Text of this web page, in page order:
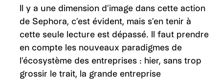
Il y a une dimension d’image dans cette action
de Sephora, c’est évident, mais s’en tenir à
cette seule lecture est dépassé. Il faut prendre
en compte les nouveaux paradigmes de
l’écosystème des entreprises : hier, sans trop
grossir le trait, la grande entreprise